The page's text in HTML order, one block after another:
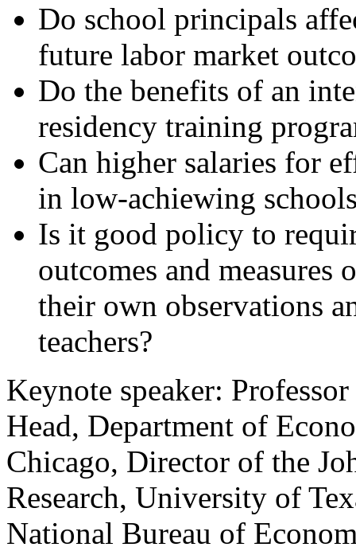
Do school principals
future labor market
Do the benefits of an
residency training
Can higher salaries for
in low-achiewing
Is it good policy to
outcomes and measures
their own observations
teachers?
Keynote speaker:
Head, Department of
Chicago, Director of the
Research, University of
National Bureau of